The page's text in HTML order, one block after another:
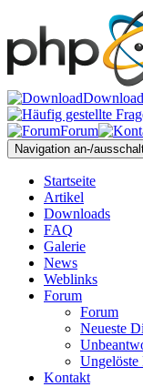
Download
Forum
Navigation an-/
Startseite
Artikel
Downloads
FAQ
Galerie
News
Weblinks
Forum
Forum
Neueste
Ungelöste
Kontakt